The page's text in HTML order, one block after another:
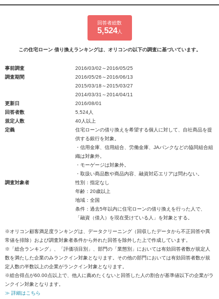
回答者総数
5,524人
この住宅ローン 借り換えランキングは、オリコンの以下の調査に基づいています。
事前調査
2016/03/02～2016/05/25
調査期間
2016/05/26～2016/06/13
2015/03/18～2015/03/27
2014/03/31～2014/04/11
更新日
2016/08/01
回答者数
5,524人
規定人数
40人以上
定義
住宅ローンの借り換えを希望する個人に対して、自社商品を提
供する銀行を対象。
・信用金庫、信用組合、労働金庫、JAバンクなどの協同組合組
織は対象外。
・モーゲージは対象外。
・取扱い商品数や商品内容、融資対応エリアは問わない。
調査対象者
性別：指定なし
年齢：20歳以上
地域：全国
条件：過去5年以内に住宅ローンの借り換えを行った人で、
「融資（借入）を現在受けている人」を対象とする。
※オリコン顧客満足度ランキングは、データクリーニング（回収したデータから不正回答や異
常値を排除）および調査対象者条件から外れた回答を除外した上で作成しています。
※「総合ランキング」、「評価項目別」、部門の「業態別」においては有効回答者数が規定人
数を満たした企業のみランクイン対象となります。その他の部門においては有効回答者数が規
定人数の半数以上の企業がランクイン対象となります。
※総合得点が60.00点以上で、他人に薦めたくないと回答した人の割合が基準値以下の企業がラ
ンクイン対象となります。
≫ 詳細はこちら